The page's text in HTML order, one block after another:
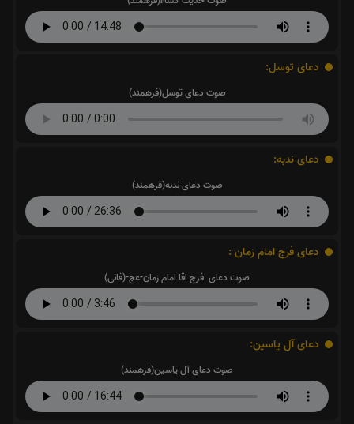
دعای توسل:
صوت دعای توسل(فرهمند)
دعای ندبه:
صوت دعای ندبه(فرهمند)
دعای فرج امام زمان :
صوت دعای فرج اقا امام زمان-عج-(فانی)
دعای آل یاسین:
صوت دعای آل یاسین(فرهمند)